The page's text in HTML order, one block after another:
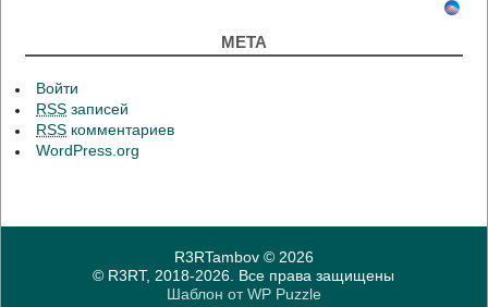
МЕТА
Войти
RSS записей
RSS комментариев
WordPress.org
R3RTambov© 2026
© R3RT, 2018-2026. Все права защищены
Шаблон отWP Puzzle